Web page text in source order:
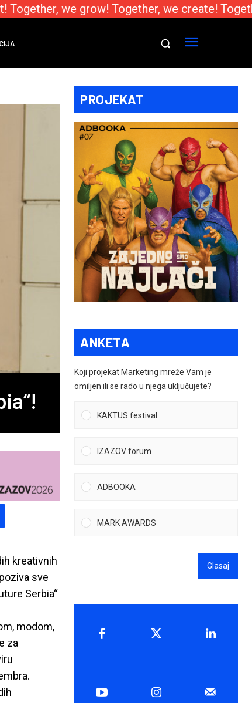
we grow! Together, we create!
kreativnih
sve
Serbia“
modom,
za
PROJEKAT
ANKETA
Koji projekat Marketing mreže Vam je
omiljen ili se rado u njega uključujete?
KAKTUS festival
IZAZOV forum
ADBOOKA
MARK AWARDS
Glasaj